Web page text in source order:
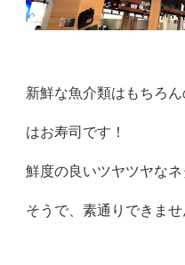
新鮮な魚介類はもちろ
はお寿司です！
鮮度の良いツヤツヤな
そうで、素通りできませ